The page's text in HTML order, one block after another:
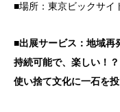
■場所：東京ビックサイ
■出展サービス：地域再
持続可能で、楽しい！
使い捨て文化に一石を